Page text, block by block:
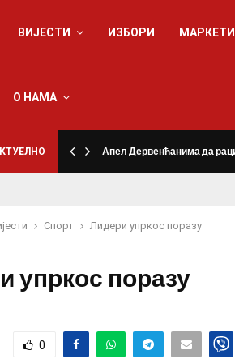
ВИЈЕСТИ ИЗБОРИ
О НАМА
Апел Дервенћанима да
Спорт Лидери упркос поразу
упркос поразу
0